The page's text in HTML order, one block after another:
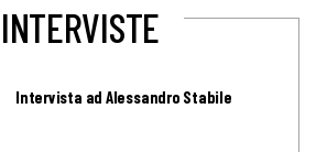
INTERVISTE
Intervista ad Alessandro Stabile